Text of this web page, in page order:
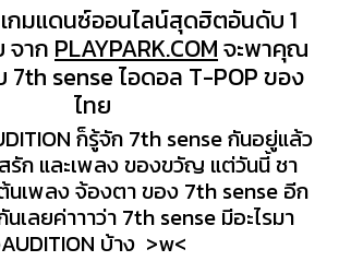
เกมแดนซ์ออนไลน์สุดฮิตอันดับ 1
จาก PLAYPARK.COMจะพาคุณ
7th senseไอดอล T-POP ของ
ไทย
ก็รู้จัก 7th sense กันอยู่แล้ว
รัก และเพลง ของขวัญ แต่วันนี้ ชา
เพลง จ้องตา ของ 7th sense อีก
เลยค่าาาว่า 7th sense มีอะไรมา
AUDITION บ้าง >w<